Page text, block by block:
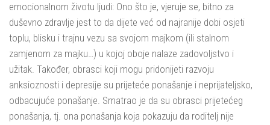
emocionalnom životu ljudi: Ono što je, vjeruje se, bitno za
duševno zdravlje jest to da dijete već od najranije dobi osjeti
toplu, blisku i trajnu vezu sa svojom majkom (ili stalnom
zamjenom za majku…) u kojoj oboje nalaze zadovoljstvo i
užitak. Također, obrasci koji mogu pridonijeti razvoju
anksioznosti i depresije su prijeteće ponašanje i neprijateljsko,
odbacujuće ponašanje. Smatrao je da su obrasci prijetećeg
ponašanja, tj. ona ponašanja koja pokazuju da roditelj nije